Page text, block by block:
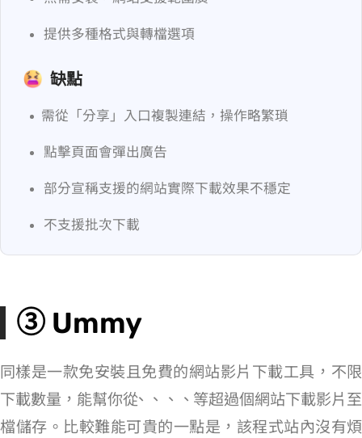
提供多種格式與轉檔選項
缺點
YouTube 需從「分享」入口複製連結，操作略繁瑣
點擊頁面會彈出廣告
部分宣稱支援的網站實際下載效果不穩定
不支援批次下載
③ Ummy
同樣是一款免安裝且免費的網站影片下載工具， 不限
下載數量，能幫你從 YouTube、Facebook、Instagram、VK、Twitter 等超過 700 個網站下載影片至 MP4
檔儲存。比較難能可貴的一點是，該程式站內沒有煩